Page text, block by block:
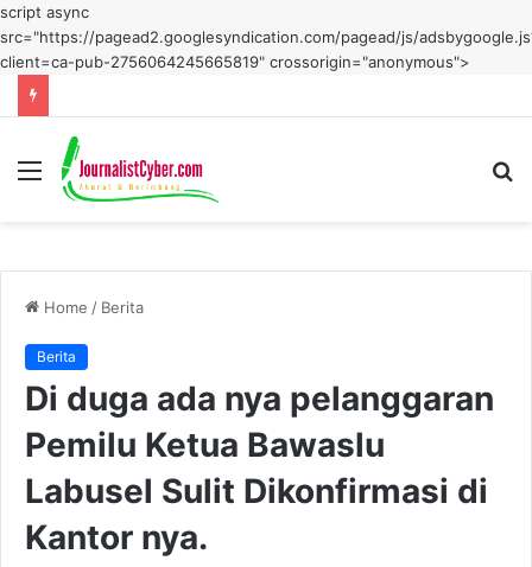
script async
src="https://pagead2.googlesyndication.com/pagead/js/
client=ca-pub-2756064245665819" crossorigin="anonymous">
Menu
Home / Berita
Berita
Di duga ada nya pelanggaran
Pemilu Ketua Bawaslu
Labusel Sulit Dikonfirmasi di
Kantor nya.